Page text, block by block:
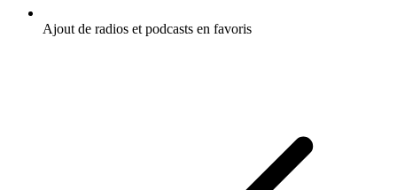
Ajout de radios et podcasts en favoris